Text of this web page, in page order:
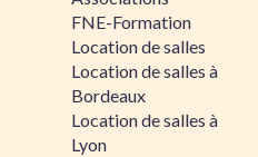
FNE-Formation
Location de salles
Location de salles à
Bordeaux
Location de salles à
Lyon